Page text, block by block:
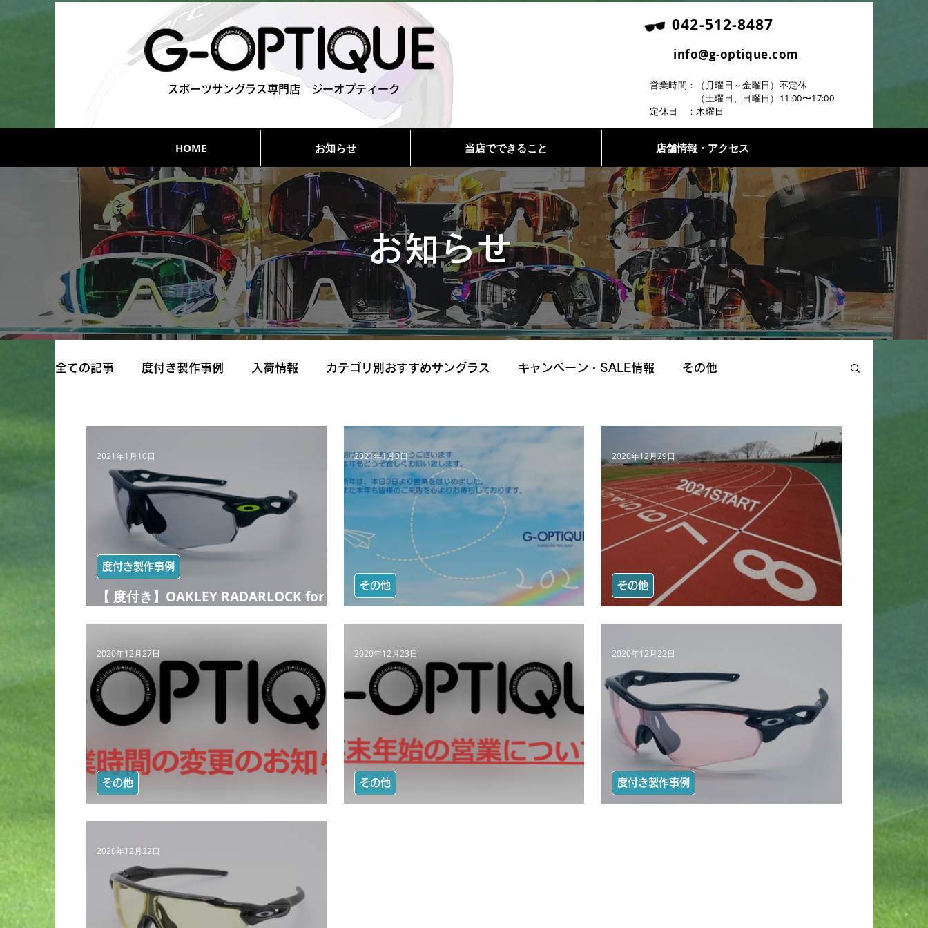
スポーツサングラス専門店 ジーオプティーク
042-512-8487
info@g-optique.com
営業時間：（月曜日～金曜日）不定休
（土曜日、日曜日）11:00〜17:00
定休日 ：木曜日
HOME お知らせ 当店でできること 店舗情報・アクセス
お知らせ
全ての記事 度付き製作事例 入荷情報 カテゴリ別おすすめサングラス キャンペーン・SALE情報 その他
【 度付き】OAKLEY RADARLOCK for
度付き製作事例
2021年1月10日
その他
2021年1月3日
その他
2020年12月29日
その他
2020年12月27日
その他
2020年12月23日
度付き製作事例
2020年12月22日
2020年12月22日